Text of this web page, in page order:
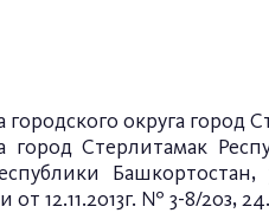
округа
город Стерлитамак
№ 3-8/20з,